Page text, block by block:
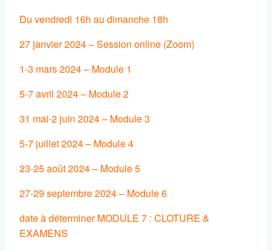
Du vendredi 16h au dimanche 18h
27 janvier 2024 – Session online (Zoom)
1-3 mars 2024 – Module 1
5-7 avril 2024 – Module 2
31 mai-2 juin 2024 – Module 3
5-7 juillet 2024 – Module 4
23-25 août 2024 – Module 5
27-29 septembre 2024 – Module 6
date à déterminer MODULE 7 : CLOTURE &
EXAMENS